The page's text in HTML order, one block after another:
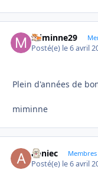
miminne29
Posté(e) le 6 avril
Plein d'années de
miminne
anniec
Posté(e) le 6 avril